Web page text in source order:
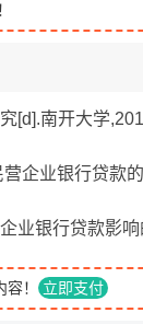
[d].南开大学
企业银行贷款
业银行贷款影
！ 立即支付